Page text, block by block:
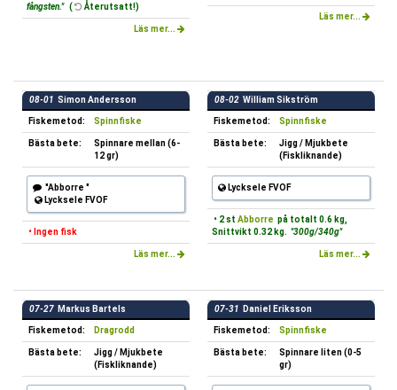
fångsten." ( Återutsatt!)
Läs mer...
Läs mer...
08-01 Simon Andersson
Fiskemetod: Spinnfiske
Bästa bete:
Spinnare mellan (6-
12 gr)
"Abborre "
Lycksele FVOF
• Ingen fisk
Läs mer...
08-02 William Sikström
Fiskemetod: Spinnfiske
Bästa bete:
Jigg / Mjukbete
(Fiskliknande)
Lycksele FVOF
• 2 st Abborre på totalt 0.6 kg,
Snittvikt 0.32 kg. "300g/340g"
Läs mer...
07-27 Markus Bartels
Fiskemetod: Dragrodd
Bästa bete:
Jigg / Mjukbete
(Fiskliknande)
07-31 Daniel Eriksson
Fiskemetod: Spinnfiske
Bästa bete:
Spinnare liten (0-5
gr)